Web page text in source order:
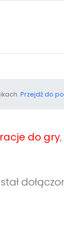
Przejdź do
do gry